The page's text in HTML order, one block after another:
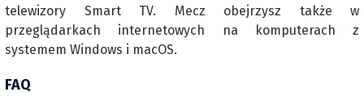
telewizory Smart TV. Mecz obejrzysz także w
przeglądarkach internetowych na komputerach z
systemem Windows i macOS.
FAQ